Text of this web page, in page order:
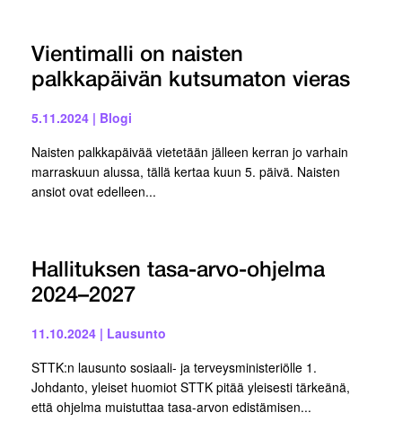
Vientimalli on naisten
palkkapäivän kutsumaton vieras
5.11.2024 | Blogi
Naisten palkkapäivää vietetään jälleen kerran jo varhain
marraskuun alussa, tällä kertaa kuun 5. päivä. Naisten
ansiot ovat edelleen...
Hallituksen tasa-arvo-ohjelma
2024–2027
11.10.2024 | Lausunto
STTK:n lausunto sosiaali- ja terveysministeriölle 1.
Johdanto, yleiset huomiot STTK pitää yleisesti tärkeänä,
että ohjelma muistuttaa tasa-arvon edistämisen...